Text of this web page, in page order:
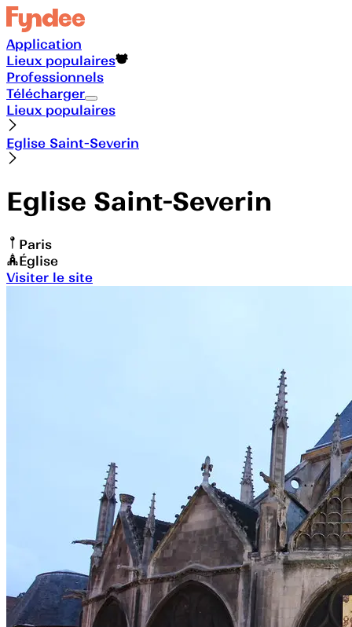
Application
Lieux populaires
Professionnels
Télécharger
Lieux populaires
Eglise Saint-Severin
Eglise Saint-Severin
Paris
Église
Visiter le site